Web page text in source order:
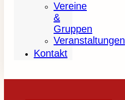
Vereine
&
Gruppen
Veranstaltungen
Kontakt